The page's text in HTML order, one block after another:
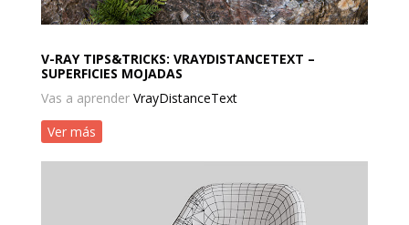
V-RAY TIPS&TRICKS: VRAYDISTANCETEXT –
SUPERFICIES MOJADAS
Vas a aprender VrayDistanceText
Ver más